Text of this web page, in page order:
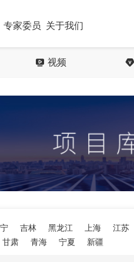
专家委员 关于我们
视频
吉林 黑龙江 上海 江苏
甘肃 青海 宁夏 新疆